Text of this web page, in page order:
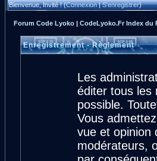
Bienvenue, Invité ! (Connexion|S'enregistrer)
Forum Code Lyoko | CodeLyoko.Fr Index du
Enregistrement - Règlement
Les
éditer tous les
possible.
Vous
vue et opinion
modérateurs,